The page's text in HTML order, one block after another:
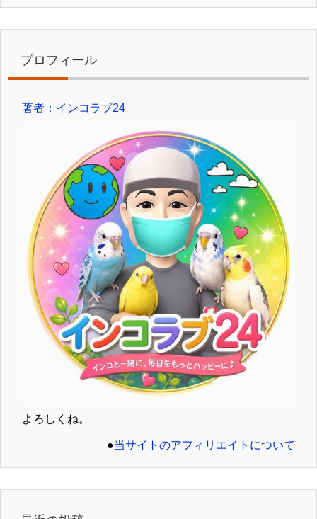
プロフィール
著者：インコラブ24
よろしくね。
●当サイトのアフィリエイトについて